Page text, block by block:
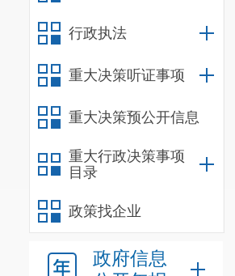
行政执法
重大决策听证事项
重大决策预公开信息
重大行政决策事项
目录
政策找企业
政府信息